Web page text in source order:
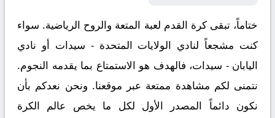
ختاماً، تبقى كرة القدم لعبة المتعة والروح الرياضية. سواء
كنت مشجعاً لنادي الولايات المتحدة - سيدات أو نادي
اليابان - سيدات، فالهدف هو الاستمتاع بما يقدمه النجوم.
نتمنى لكم مشاهدة ممتعة عبر موقعنا. ونحن نعدكم بأن
نكون دائماً المصدر الأول لكل ما يخص عالم الكرة